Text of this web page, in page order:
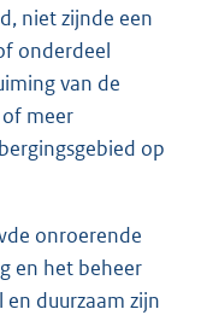
niet zijnde een
onderdeel
van de
meer
op
onroerende
en het beheer
duurzaam zijn